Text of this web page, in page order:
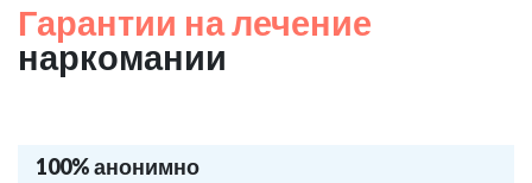
Гарантии на лечение
наркомании
100% анонимно